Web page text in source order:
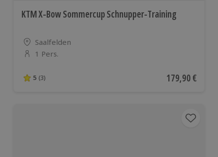
KTM X-Bow Sommercup Schnupper-Training
Standort
Saalfelden
Anzahl der Teilnehmer
1 Pers.
5 von 5 Sternen basierend auf 3 Bewertungen
5 (3) Aktueller Preis
179,90 €